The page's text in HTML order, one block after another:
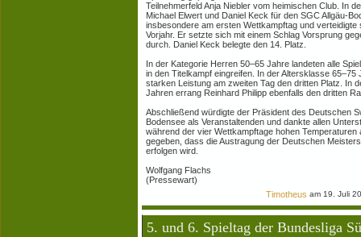
Teilnehmerfeld Anja Niebler vom heimischen Club. In
Michael Elwert und Daniel Keck für den SGC Allgäu-
insbesondere am ersten Wettkampftag und
Vorjahr. Er setzte sich mit einem Schlag Vorsprung
durch. Daniel Keck belegte den 14. Platz.
In der Kategorie Herren 50–65 Jahre landeten alle
in den Titelkampf eingreifen. In der Altersklasse
starken Leistung am zweiten Tag den dritten Platz. In
Jahren errang Reinhard Philipp ebenfalls den dritten
Abschließend würdigte der Präsident des Deutschen
Bodensee als Veranstaltenden und dankte allen
während der vier Wettkampftage hohen
gegeben, dass die Austragung der Deutschen
erfolgen wird.
Wolfgang Flachs
(Pressewart)
Timotheus am 19. Juli
5. und 6. Spieltag der Bundesliga